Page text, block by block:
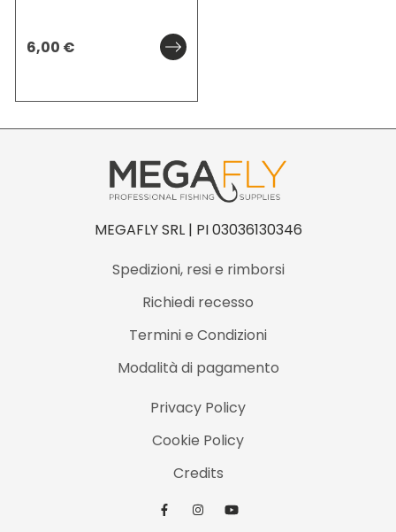
6,00 €
MEGAFLY SRL | PI 03036130346
Spedizioni, resi e rimborsi
Richiedi recesso
Termini e Condizioni
Modalità di pagamento
Privacy Policy
Cookie Policy
Credits